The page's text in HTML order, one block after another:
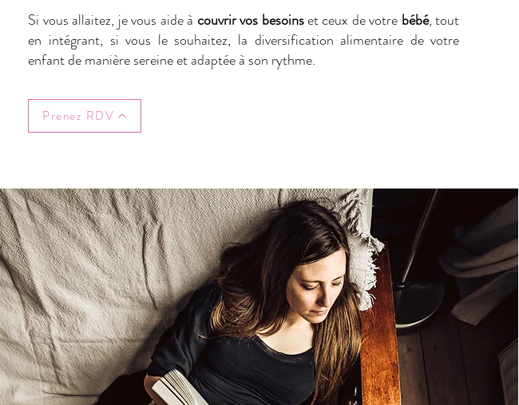
Si vous allaitez, je vous aide à couvrir vos besoinset ceux de votre bébé, tout
en intégrant, si vous le souhaitez, la diversification alimentaire de votre
enfant de manière sereine et adaptée à son rythme.
Prenez RDV